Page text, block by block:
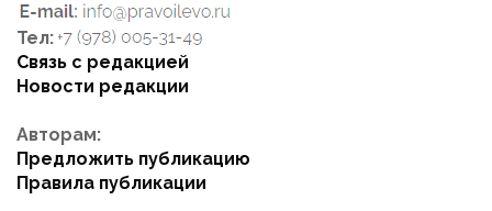
Тел:
Связь с редакцией
Новости редакции
Авторам:
Предложить публикацию
Правила публикации